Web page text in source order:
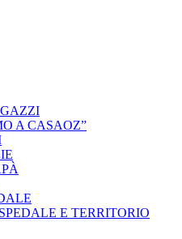
A CASAOZ”
E TERRITORIO